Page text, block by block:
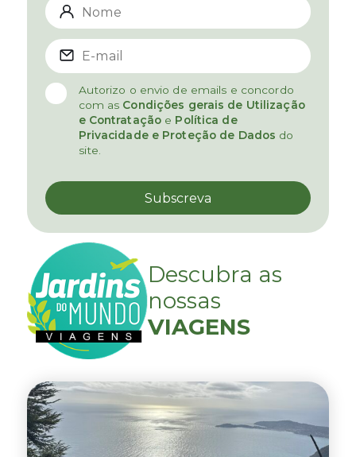
Autorizo o envio de emails e concordo
com as Condições gerais de Utilização
e Contratação e Política de
Privacidade e Proteção de Dados do
site.
Descubra as
nossas
VIAGENS